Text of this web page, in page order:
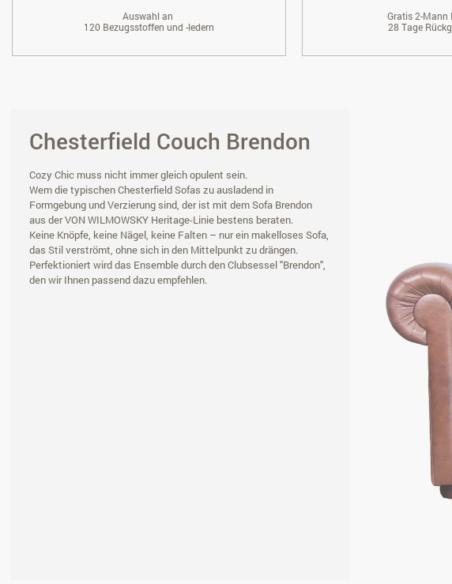
Auswahl an
120 Bezugsstoffen und -ledern
Gratis 2-Mann
28 Tage
Chesterfield Couch Brendon
Cozy Chic muss nicht immer gleich opulent sein.
Wem die typischen Chesterfield Sofas zu ausladend in
Formgebung und Verzierung sind, der ist mit dem Sofa Brendon
aus der VON WILMOWSKY Heritage-Linie bestens beraten.
Keine Knöpfe, keine Nägel, keine Falten – nur ein makelloses Sofa,
das Stil verströmt, ohne sich in den Mittelpunkt zu drängen.
Perfektioniert wird das Ensemble durch den Clubsessel "Brendon",
den wir Ihnen passend dazu empfehlen.